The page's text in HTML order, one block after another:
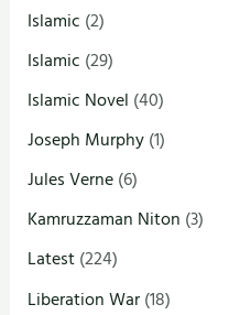
Islamic (2)
Islamic (29)
Islamic Novel (40)
Joseph Murphy(1)
Jules Verne(6)
Kamruzzaman Niton (3)
Latest(224)
Liberation War(18)